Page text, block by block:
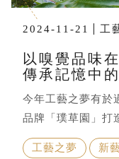
2024-11-21 工
以嗅覺品味
傳承記憶中
今年工藝之夢有於
品牌「璞草園」打
入森林用氣味串連
的美好
工藝之夢 新